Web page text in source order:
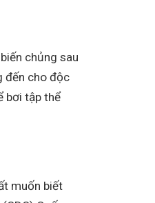
chủng sau
đến cho độc
bơi tập thể
muốn biết